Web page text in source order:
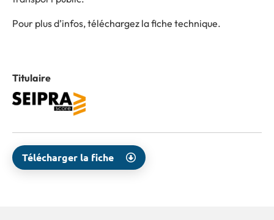
Pour plus d’infos, téléchargez la fiche technique.
Titulaire
Télécharger la fiche